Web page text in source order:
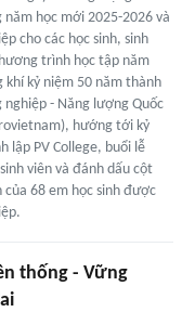
năm học mới 2025-2026 và
cho các học sinh, sinh
trình học tập năm
khí kỷ niệm 50 năm thành
nghiệp - Năng lượng Quốc
hướng tới kỷ
lập PV College, buổi lễ
viên và đánh dấu cột
68 em học sinh được
thống - Vững